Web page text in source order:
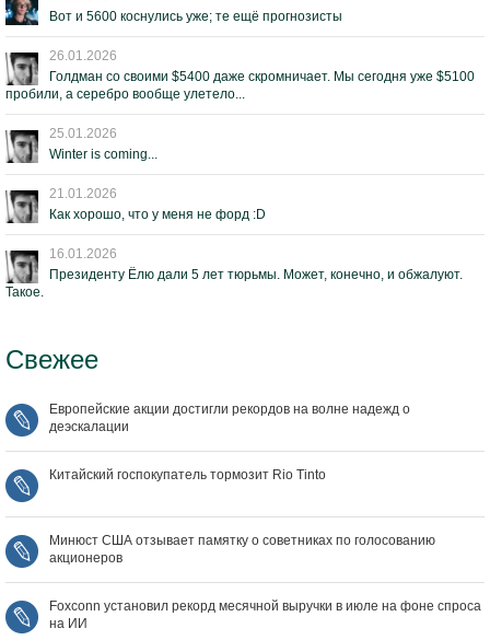
Вот и 5600 коснулись уже; те ещё прогнозисты
26.01.2026
Голдман со своими $5400 даже скромничает. Мы сегодня уже $5100
пробили, а серебро вообще улетело...
25.01.2026
Winter is coming...
21.01.2026
Как хорошо, что у меня не форд :D
16.01.2026
Президенту Ёлю дали 5 лет тюрьмы. Может, конечно, и обжалуют.
Такое.
Свежее
Европейские акции достигли рекордов на волне надежд о
деэскалации
Китайский госпокупатель тормозит Rio Tinto
Минюст США отзывает памятку о советниках по голосованию
акционеров
Foxconn установил рекорд месячной выручки в июле на фоне спроса
на ИИ